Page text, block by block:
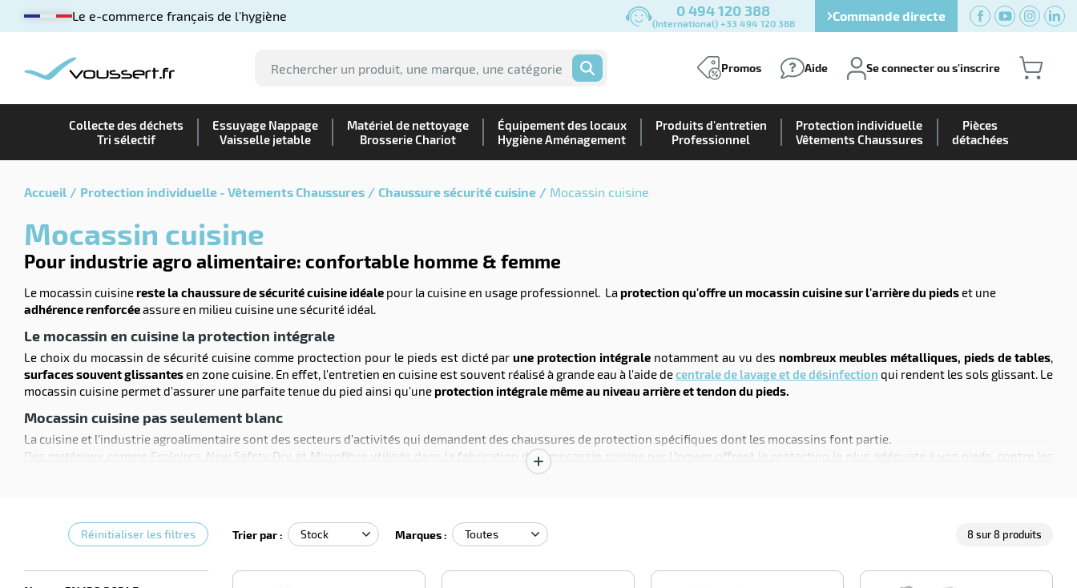
Le e-commerce français de l'hygiène 0 494 120 388
(International) +33 494 120 388 Commande directe
OK Promos Aide Se connecter ou s'inscrire
Collecte des déchets
Tri sélectif
Essuyage Nappage
Vaisselle jetable
Matériel de nettoyage
Brosserie Chariot
Équipement des locaux
Hygiène Aménagement
Produits d'entretien
Professionnel
Protection individuelle
Vêtements Chaussures
Pièces
détachées
Accueil Protection individuelle - Vêtements Chaussures Chaussure sécurité cuisine Mocassin cuisine
Mocassin cuisine
Pour industrie agro alimentaire: confortable homme & femme
Le mocassin cuisine reste la chaussure de sécurité cuisine idéale pour la cuisine en usage professionnel. La protection qu'offre un mocassin cuisine sur l'arrière du piedset une
adhérence renforcéeassure en milieu cuisine une sécurité idéal.
Le mocassin en cuisine la protection intégrale
Le choix du mocassin de sécurité cuisine comme proctection pour le pieds est dicté parune protection intégrale notamment au vu des nombreux meubles métalliques, pieds de tables,
surfaces souvent glissantesen zone cuisine. En effet, l'entretien en cuisine est souvent réalisé à grande eau à l'aide decentrale de lavage et de désinfection qui rendent les sols glissant. Le
mocassin cuisine permet d'assurer une parfaite tenue du pied ainsi qu'une protection intégrale même au niveau arrière et tendon du pieds.
Mocassin cuisine pas seulement blanc
La cuisine et l'industrie agroalimentaire sont des secteurs d'activités qui demandent des chaussures de protection spécifiques dont les mocassins font partie.
Des matériaux comme Ecoloirca, New Safety Dry et Microfibre utilisés dans la fabrication d'un mocassin cuisine par Upower offrent la protection la plus adéquate à vos pieds, contre les
en noir pour s'intégrer dans tous les environnements cuisine.
Afficher
Trier par : Marques : 8 sur8 produits
Réinitialiser les filtres